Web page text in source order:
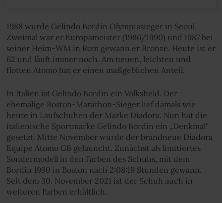
1988 wurde Gelindo Bordin Olympiasieger in Seoul.
Zweimal war er Europameister (1986/1990) und 1987 bei
seiner Heim-WM in Rom gewann er Bronze. Heute ist er
62 und läuft immer noch. Am neuen, leichten und
flotten Atomo hat er einen maßgeblichen Anteil.
In Italien ist Gelindo Bordin ein Volksheld. Der
ehemalige Boston-Marathon-Sieger lief damals wie
heute in Laufschuhen der Marke Diadora. Nun hat die
italienische Sportmarke Gelindo Bordin ein „Denkmal“
gesetzt. Mitte November wurde der brandneue Diadora
Equipe Atomo GB gelauncht. Zunächst als limitiertes
Sondermodell in den Farben des Schuhs, mit dem
Bordin 1990 in Boston nach 2:08:19 Stunden gewann.
Seit dem 30. November 2021 ist der Schuh auch in
weiteren Farben erhältlich.